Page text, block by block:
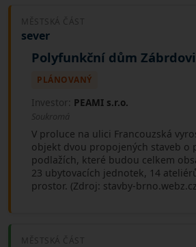
MĚSTSKÁ ČÁST
sever
Polyfunkční dům
PLÁNOVANÝ
Investor: PEAMI s.r.o.
Soukromá
V proluce na ulici Francouzská
objekt dvou propojených staveb o
podlažích, které budou celkem
23 ubytovacích jednotek, 14
prostor. (Zdroj: stavby-
MĚSTSKÁ ČÁST